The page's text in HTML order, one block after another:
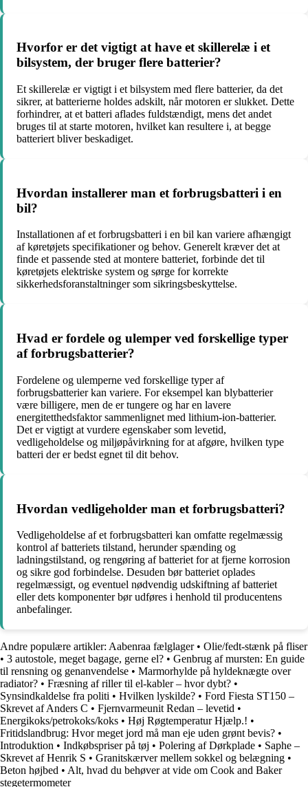
Hvorfor er det vigtigt at have et skillerelæ i et
bilsystem, der bruger flere batterier?
Et skillerelæ er vigtigt i et bilsystem med flere batterier, da det
sikrer, at batterierne holdes adskilt, når motoren er slukket. Dette
forhindrer, at et batteri aflades fuldstændigt, mens det andet
bruges til at starte motoren, hvilket kan resultere i, at begge
batteriert bliver beskadiget.
Hvordan installerer man et forbrugsbatteri i en
bil?
Installationen af et forbrugsbatteri i en bil kan variere afhængigt
af køretøjets specifikationer og behov. Generelt kræver det at
finde et passende sted at montere batteriet, forbinde det til
køretøjets elektriske system og sørge for korrekte
sikkerhedsforanstaltninger som sikringsbeskyttelse.
Hvad er fordele og ulemper ved forskellige typer
af forbrugsbatterier?
Fordelene og ulemperne ved forskellige typer af
forbrugsbatterier kan variere. For eksempel kan blybatterier
være billigere, men de er tungere og har en lavere
energitetthedsfaktor sammenlignet med lithium-ion-batterier.
Det er vigtigt at vurdere egenskaber som levetid,
vedligeholdelse og miljøpåvirkning for at afgøre, hvilken type
batteri der er bedst egnet til dit behov.
Hvordan vedligeholder man et forbrugsbatteri?
Vedligeholdelse af et forbrugsbatteri kan omfatte regelmæssig
kontrol af batteriets tilstand, herunder spænding og
ladningstilstand, og rengøring af batteriet for at fjerne korrosion
og sikre god forbindelse. Desuden bør batteriet oplades
regelmæssigt, og eventuel nødvendig udskiftning af batteriet
eller dets komponenter bør udføres i henhold til producentens
anbefalinger.
Andre populære artikler: Aabenraa fælglager• Olie/fedt-stænk på fliser
• 3 autostole, meget bagage, gerne el? • Genbrug af mursten: En guide
til rensning og genanvendelse • Marmorhylde på hyldeknægte over
radiator? • Fræsning af riller til el-kabler – hvor dybt? •
Synsindkaldelse fra politi • Hvilken lyskilde? • Ford Fiesta ST150 –
Skrevet af Anders C • Fjernvarmeunit Redan – levetid •
Energikoks/petrokoks/koks • Høj Røgtemperatur Hjælp.! •
Fritidslandbrug: Hvor meget jord må man eje uden grønt bevis? •
Introduktion • Indkøbspriser på tøj • Polering af Dørkplade • Saphe –
Skrevet af Henrik S • Granitskærver mellem sokkel og belægning •
Beton højbed • Alt, hvad du behøver at vide om Cook and Baker
stegetermometer